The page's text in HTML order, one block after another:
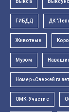
Выкса
ГИБДД ДК
Животные
Муром
Номер «Свежей
ОМК-Участие